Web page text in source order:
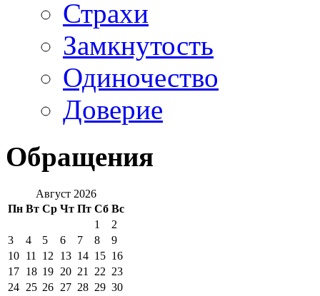
Страхи
Замкнутость
Одиночество
Доверие
Обращения
Август 2026
Пн Вт Ср Чт Пт Сб Вс
1
2
3
4 5 6 7 8
9
10 11 12 13 14 15 16
17 18 19 20 21 22 23
24 25 26 27 28 29 30